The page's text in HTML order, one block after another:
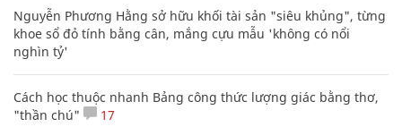
Nguyễn Phương Hằng sở hữu khối tài sản "siêu khủng", từng
khoe sổ đỏ tính bằng cân, mắng cựu mẫu 'không có nổi
nghìn tỷ'
Cách học thuộc nhanh Bảng công thức lượng giác bằng thơ,
"thần chú"
17